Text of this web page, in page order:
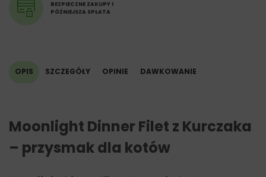
BEZPIECZNE ZAKUPY I
PÓŹNIEJSZA SPŁATA
OPIS SZCZEGÓŁY OPINIE DAWKOWANIE
Moonlight Dinner Filet z Kurczaka
– przysmak dla kotów